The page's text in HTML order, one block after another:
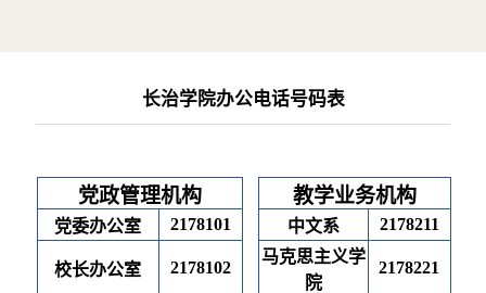
长治学院办公电话号码表
党政管理机构 教学业务机构
党委办公室 2178101 中文系 2178211
校长办公室 2178102
马克思主义学
院
2178221